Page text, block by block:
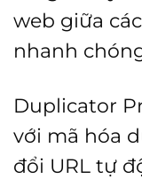
web giữa
nhanh
Duplicator
với mã hóa
đổi URL tự